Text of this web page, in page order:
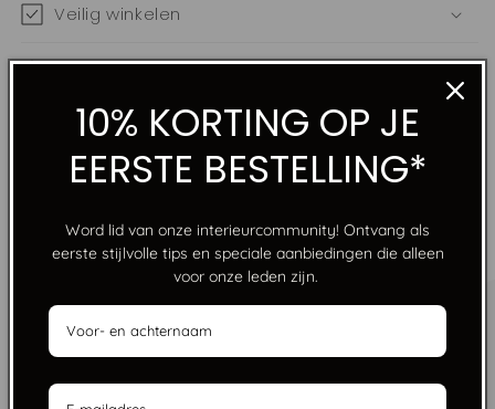
Veilig winkelen
Tevredenheidsgarantie
“CREATING HOMES THAT FEEL WARMER THAN A
RESTAURANT, MORE PRODUCTIVE THAN AN OFFICE,
MORE INTIMATE THAN A HOTEL.”
10% KORTING OP JE
EERSTE BESTELLING*
Word lid van onze interieurcommunity! Ontvang als
eerste stijlvolle tips en speciale aanbiedingen die alleen
voor onze leden zijn.